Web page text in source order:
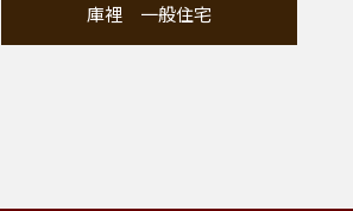
庫裡 一般住宅